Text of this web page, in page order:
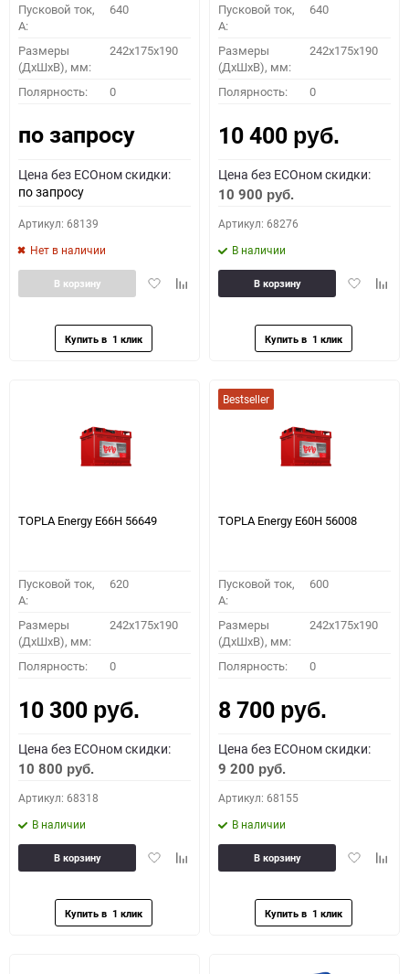
ПОДОБРАТЬ
Как определить полярность?
0 - обратная 1 - прямая 3 - обратная 4 - прямая
Пусковой ток,
A:
640
Размеры
(ДхШхВ), мм:
242x175x190
Полярность: 0
по запросу
Цена без ECOном скидки:
по запросу
Артикул: 68139
Нет в наличии
ДобавитьДобавить
В корзину
Пусковой ток,
A:
640
Размеры
(ДхШхВ), мм:
242x175x190
Полярность: 0
10 400 руб.
Цена без ECOном скидки:
10 900 руб.
Артикул: 68276
В наличии
Добавить
В корзину
TOPLA Energy E66H 56649
Пусковой ток,
A:
620
Размеры
(ДхШхВ), мм:
242x175x190
Полярность: 0
10 300 руб.
Цена без ECOном скидки:
10 800 руб.
Артикул: 68318
В наличии
ДобавитьДобавить
В корзину
Bestseller
TOPLA Energy E60H 56008
Пусковой ток,
A:
600
Размеры
(ДхШхВ), мм:
242x175x190
Полярность: 0
8 700 руб.
Цена без ECOном скидки:
9 200 руб.
Артикул: 68155
В наличии
Добавить
В корзину